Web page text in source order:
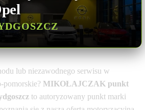
lub niezawodnego serwisu w
MIKOŁAJCZAK punkt
to autoryzowany punkt marki